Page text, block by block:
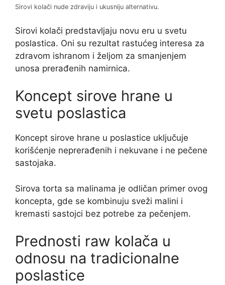
Sirovi kolači nude zdraviju i ukusniju alternativu.
Sirovi kolači predstavljaju novu eru u svetu
poslastica. Oni su rezultat rastućeg interesa za
zdravom ishranom i željom za smanjenjem
unosa prerađenih namirnica.
Koncept sirove hrane u
svetu poslastica
Koncept sirove hrane u poslastice uključuje
korišćenje neprerađenih i nekuvane i ne pečene
sastojaka.
Sirova torta sa malinama je odličan primer ovog
koncepta, gde se kombinuju sveži malini i
kremasti sastojci bez potrebe za pečenjem.
Prednosti raw kolača u
odnosu na tradicionalne
poslastice